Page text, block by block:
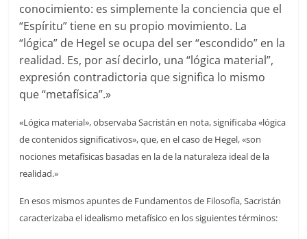
conocimiento: es simplemente la conciencia que el
“Espíritu” tiene en su propio movimiento. La
“lógica” de Hegel se ocupa del ser “escondido” en la
realidad. Es, por así decirlo, una “lógica material”,
expresión contradictoria que significa lo mismo
que “metafísica”.»
«Lógica material», observaba Sacristán en nota, significaba «lógica
de contenidos significativos», que, en el caso de Hegel, «son
nociones metafísicas basadas en la de la naturaleza ideal de la
realidad.»
En esos mismos apuntes de Fundamentos de Filosofía, Sacristán
caracterizaba el idealismo metafísico en los siguientes términos: